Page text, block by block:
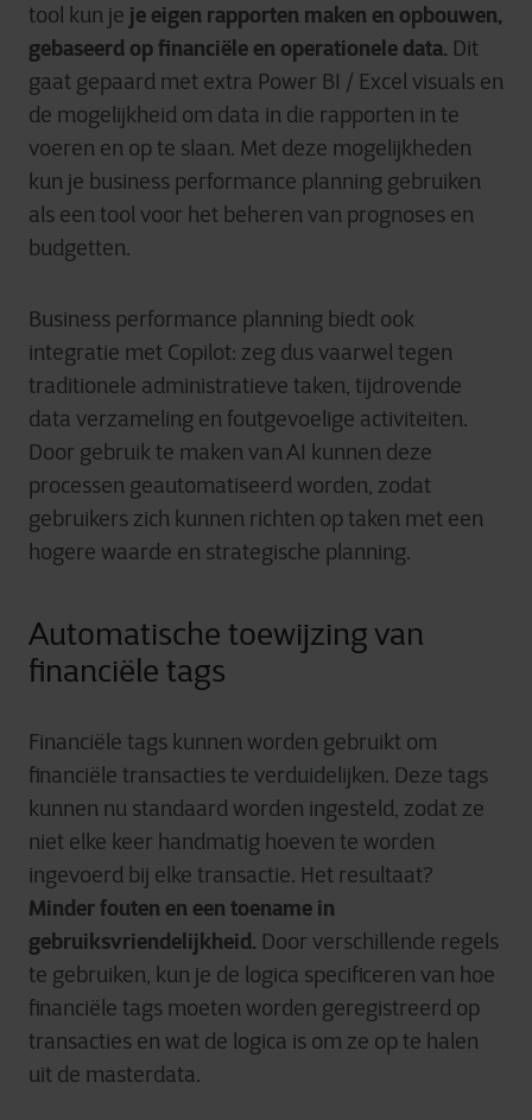
tool kun je je eigen rapporten maken en opbouwen,
gebaseerd op financiële en operationele data. Dit
gaat gepaard met extra Power BI / Excel visuals en
de mogelijkheid om data in die rapporten in te
voeren en op te slaan. Met deze mogelijkheden
kun je business performance planning gebruiken
als een tool voor het beheren van prognoses en
budgetten.
Business performance planning biedt ook
integratie met Copilot: zeg dus vaarwel tegen
traditionele administratieve taken, tijdrovende
data verzameling en foutgevoelige activiteiten.
Door gebruik te maken van AI kunnen deze
processen geautomatiseerd worden, zodat
gebruikers zich kunnen richten op taken met een
hogere waarde en strategische planning.
Automatische toewijzing van
financiële tags
Financiële tags kunnen worden gebruikt om
financiële transacties te verduidelijken. Deze tags
kunnen nu standaard worden ingesteld, zodat ze
niet elke keer handmatig hoeven te worden
ingevoerd bij elke transactie. Het resultaat?
Minder fouten en een toename in
gebruiksvriendelijkheid. Door verschillende regels
te gebruiken, kun je de logica specificeren van hoe
financiële tags moeten worden geregistreerd op
transacties en wat de logica is om ze op te halen
uit de masterdata.